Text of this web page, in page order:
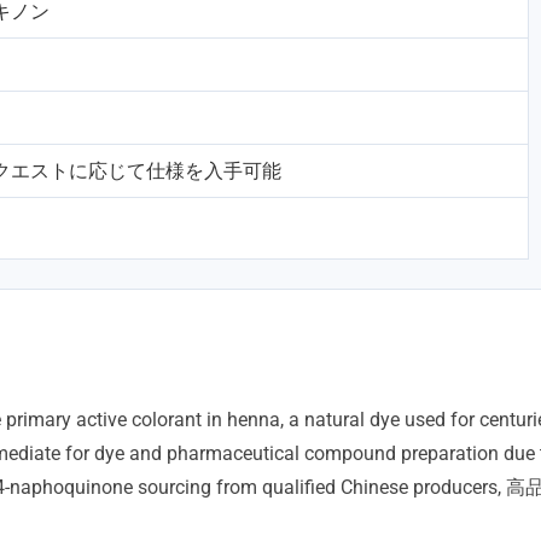
ノン
エストに応じて仕様を入手可能
primary active colorant in henna, a natural dye used for
for dye and pharmaceutical compound preparation
sourcing from qualified Chinese producers, 高